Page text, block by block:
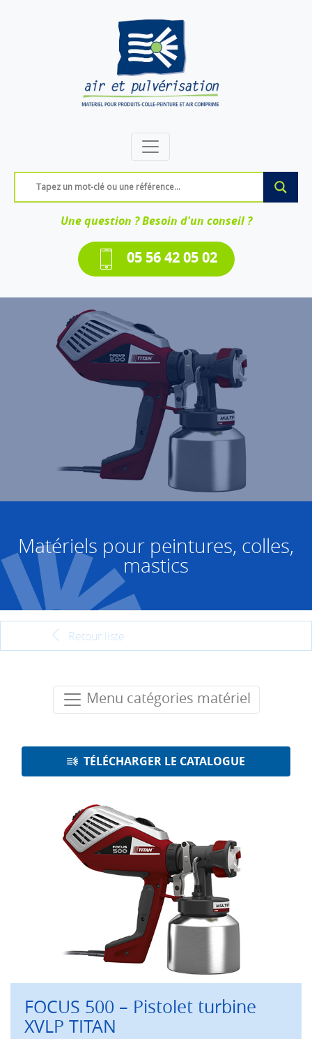
Une question ? Besoin d'un conseil ?
05 56 42 05 02
Matériels pour peintures, colles,
mastics
Retour liste
Menu catégories matériel
TÉLÉCHARGER LE CATALOGUE
FOCUS 500 – Pistolet turbine
XVLP TITAN